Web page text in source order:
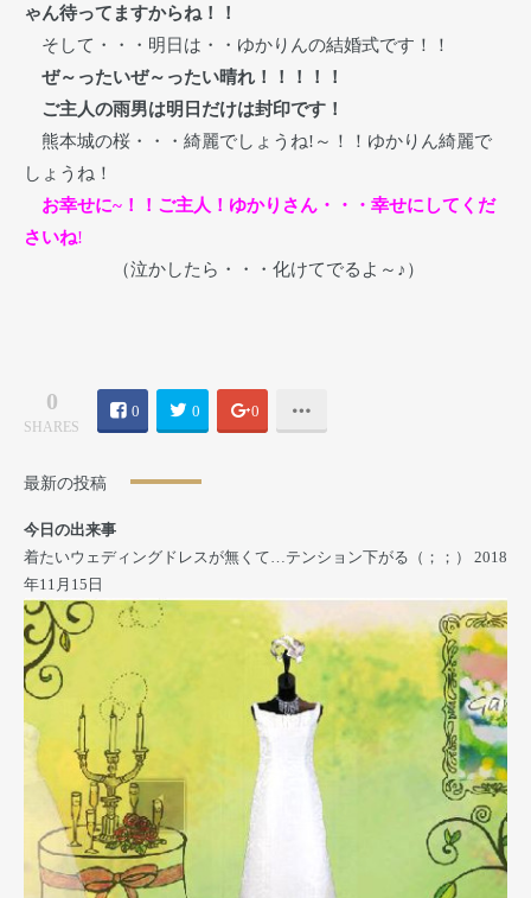
ゃん待ってますからね！！
そして・・・明日は・・ゆかりんの結婚式です！！
ぜ～ったいぜ～ったい晴れ！！！！！
ご主人の雨男は明日だけは封印です！
熊本城の桜・・・綺麗でしょうね!～！！ゆかりん綺麗で
しょうね！
お幸せに~！！ご主人！ゆかりさん・・・幸せにしてくだ
さいね!
（泣かしたら・・・化けてでるよ～♪）
0
SHARES
0 0 0
最新の投稿
今日の出来事
着たいウェディングドレスが無くて…テンション下がる（；；）
2018
年11月15日